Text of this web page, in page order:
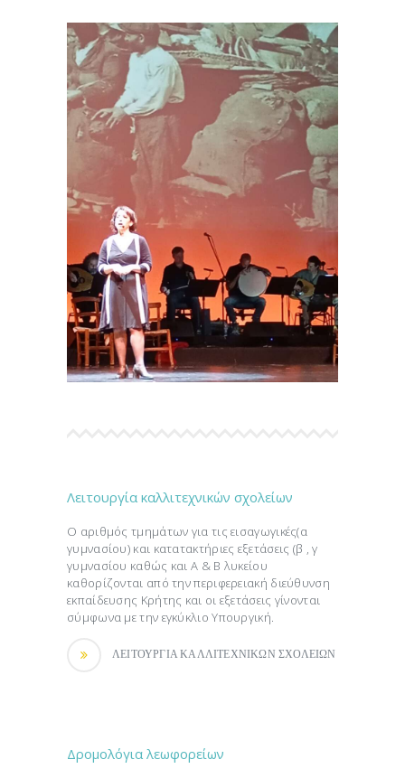
Λειτουργία καλλιτεχνικών σχολείων
Ο αριθμός τμημάτων για τις εισαγωγικές(α
γυμνασίου) και κατατακτήριες εξετάσεις (β , γ
γυμνασίου καθώς και Α & Β λυκείου
καθορίζονται από την περιφερειακή διεύθυνση
εκπαίδευσης Κρήτης και οι εξετάσεις γίνονται
σύμφωνα με την εγκύκλιο Υπουργική.
ΛΕΙΤΟΥΡΓΙΑ ΚΑΛΛΙΤΕΧΝΙΚΩΝ ΣΧΟΛΕΙΩΝ
Δρομολόγια λεωφορείων